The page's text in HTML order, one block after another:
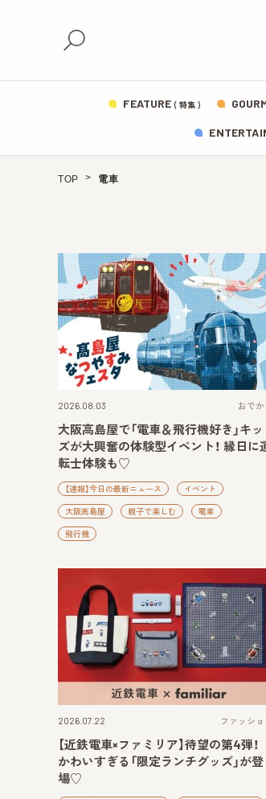
FEATURE ( 特集 )
TOP 電車
2026.08.03 おでか
大阪高島屋で「電車＆飛行機好き」キッ
ズが大興奮の体験型イベント！ 縁日に
転士体験も♡
【速報】今日の最新ニュース イベント
大阪高島屋 親子で楽しむ 電車
飛行機
2026.07.22 ファッショ
【近鉄電車×ファミリア】待望の第4弾！
かわいすぎる「限定ランチグッズ」が登
場♡